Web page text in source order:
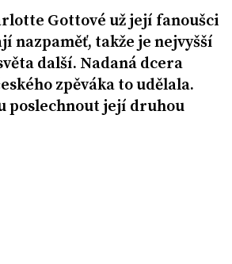
Gottové už její fanoušci
nazpaměť, takže je nejvyšší
další. Nadaná dcera
zpěváka to udělala.
poslechnout její druhou